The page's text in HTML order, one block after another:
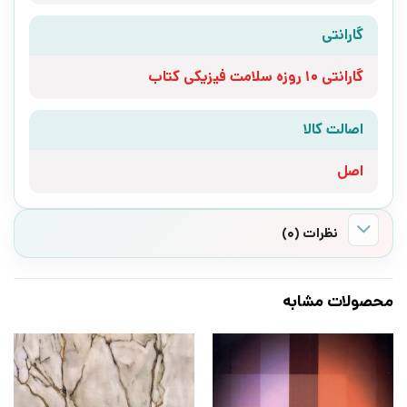
گارانتی
گارانتی 10 روزه سلامت فیزیکی کتاب
اصالت کالا
اصل
نظرات (0)
محصولات مشابه